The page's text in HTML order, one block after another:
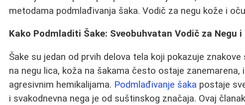
metodama podmlađivanja šaka. Vodič za negu kože i
Kako Podmladiti Šake: Sveobuhvatan Vodič za Negu i
Šake su jedan od prvih delova tela koji pokazuje
na negu lica, koža na šakama često ostaje zanemarena,
agresivnim hemikalijama. Podmlađivanje šaka postaje
i svakodnevna nega je od suštinskog značaja. Ovaj